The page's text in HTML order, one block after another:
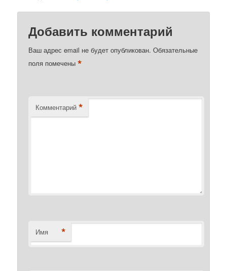
Добавить комментарий
Ваш адрес email не будет опубликован. Обязательные
поля помечены*
Комментарий *
Имя *